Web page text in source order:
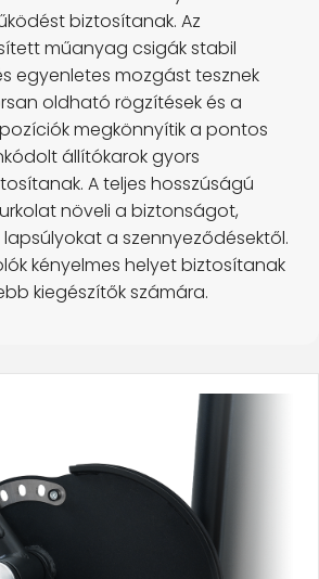
biztosítanak. Az
műanyag csigák stabil
egyenletes mozgást tesznek
oldható rögzítések és a
megkönnyítik a pontos
állítókarok gyors
A teljes hosszúságú
növeli a biztonságot,
a szennyeződésektől.
kényelmes helyet biztosítanak
kiegészítők számára.